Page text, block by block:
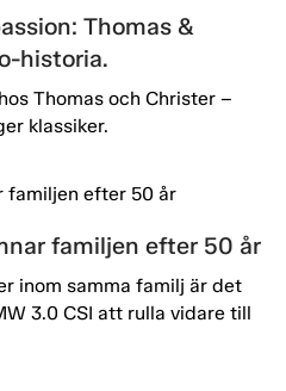
Thomas &
historia.
Thomas och Christer –
klassiker.
familjen efter 50 år
inom samma familj är det
3.0 CSI att rulla vidare till